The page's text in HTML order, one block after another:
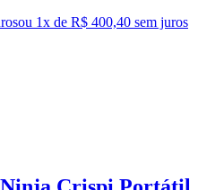
ou 1x de R$ 400,40 sem juros